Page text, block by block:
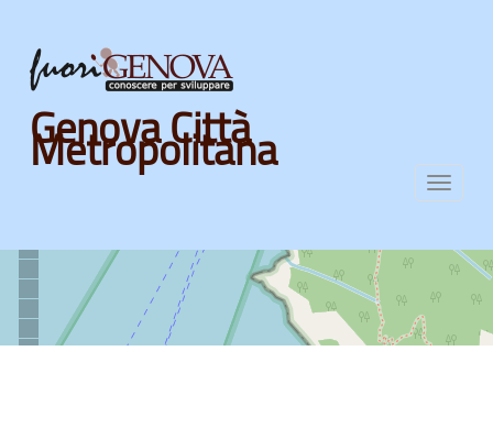
Skip
main
content
Genova Città
Metropolitana